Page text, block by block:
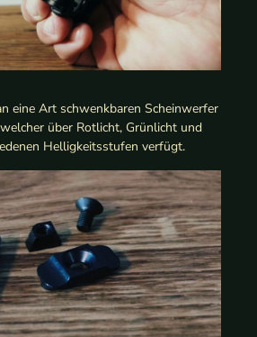
eine Art schwenkbaren Scheinwerfer
über Rotlicht, Grünlicht und
Helligkeitsstufen verfügt.